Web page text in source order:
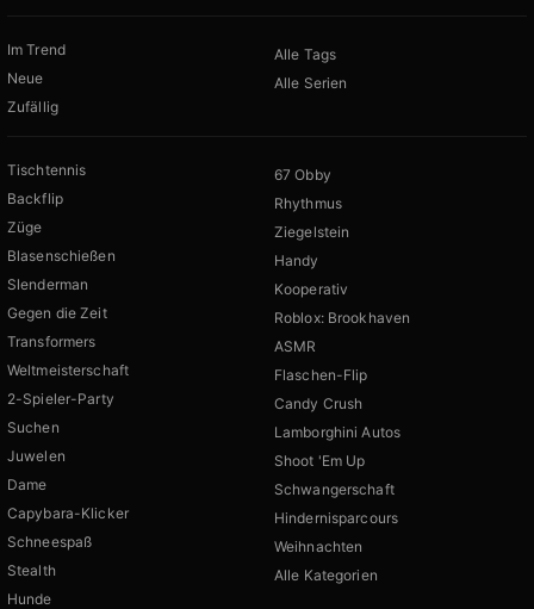
Im Trend
Neue
Zufällig
Alle Tags
Alle Serien
Tischtennis
Backflip
Züge
Blasenschießen
Slenderman
Gegen die Zeit
Transformers
Weltmeisterschaft
2-Spieler-Party
Suchen
Juwelen
Dame
Capybara-Klicker
Schneespaß
Stealth
Hunde
67 Obby
Rhythmus
Ziegelstein
Handy
Kooperativ
Roblox: Brookhaven
ASMR
Flaschen-Flip
Candy Crush
Lamborghini Autos
Shoot 'Em Up
Schwangerschaft
Hindernisparcours
Weihnachten
Alle Kategorien